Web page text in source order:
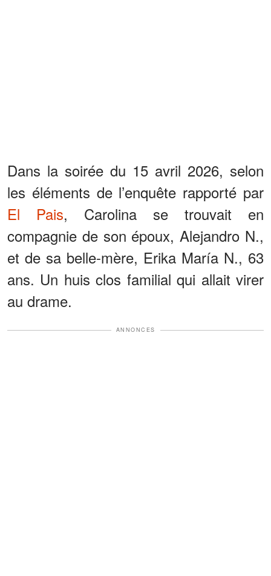
Dans la soirée du 15 avril 2026, selon
les éléments de l’enquête rapporté par
El Pais, Carolina se trouvait en
compagnie de son époux, Alejandro N.,
et de sa belle-mère, Erika María N., 63
ans. Un huis clos familial qui allait virer
au drame.
ANNONCES